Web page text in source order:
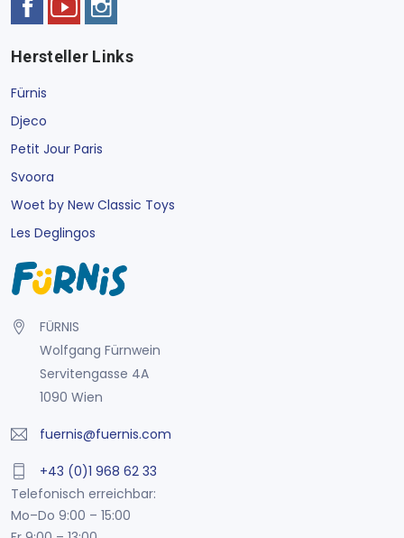
Hersteller Links
Fürnis
Djeco
Petit Jour Paris
Svoora
Woet by New Classic Toys
Les Deglingos
FÜRNIS
Wolfgang Fürnwein
Servitengasse 4A
1090 Wien
fuernis@fuernis.com
+43 (0)1 968 62 33
Telefonisch erreichbar:
Mo–Do 9:00 – 15:00